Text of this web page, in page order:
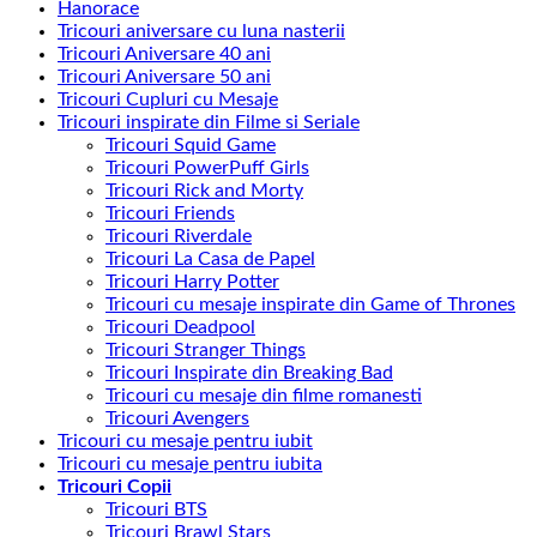
Hanorace
Tricouri aniversare cu luna nasterii
Tricouri Aniversare 40 ani
Tricouri Aniversare 50 ani
Tricouri Cupluri cu Mesaje
Tricouri inspirate din Filme si Seriale
Tricouri Squid Game
Tricouri PowerPuff Girls
Tricouri Rick and Morty
Tricouri Friends
Tricouri Riverdale
Tricouri La Casa de Papel
Tricouri Harry Potter
Tricouri cu mesaje inspirate din Game of Thrones
Tricouri Deadpool
Tricouri Stranger Things
Tricouri Inspirate din Breaking Bad
Tricouri cu mesaje din filme romanesti
Tricouri Avengers
Tricouri cu mesaje pentru iubit
Tricouri cu mesaje pentru iubita
Tricouri Copii
Tricouri BTS
Tricouri Brawl Stars